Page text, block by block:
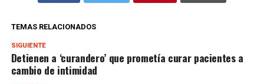
TEMAS RELACIONADOS
SIGUIENTE
Detienen a ‘curandero’ que prometía curar pacientes a
cambio de intimidad